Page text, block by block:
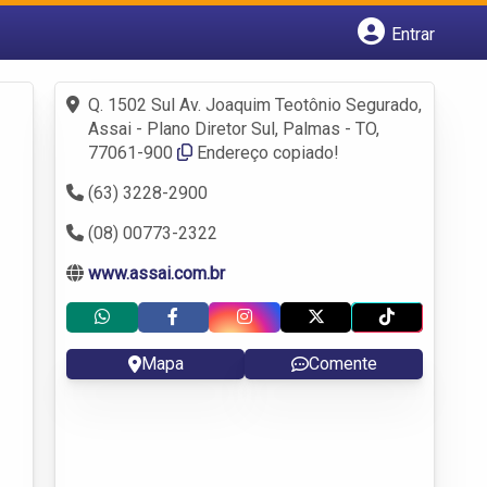
Entrar
Fazer login
Criar conta
Q. 1502 Sul Av. Joaquim Teotônio Segurado,
Assai - Plano Diretor Sul, Palmas - TO,
77061-900
Endereço copiado!
(63) 3228-2900
(08) 00773-2322
www.assai.com.br
Mapa Comente